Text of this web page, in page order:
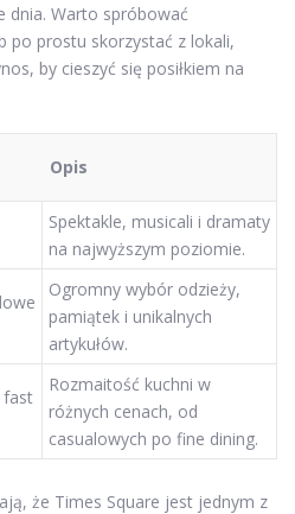
dnia. Warto spróbować
po prostu skorzystać z lokali,
by cieszyć się posiłkiem na
Opis
Spektakle, musicali i dramaty
na najwyższym poziomie.
Ogromny wybór odzieży,
pamiątek i unikalnych
artykułów.
fast
Rozmaitość kuchni w
różnych cenach, od
casualowych po fine dining.
że Times Square jest jednym z